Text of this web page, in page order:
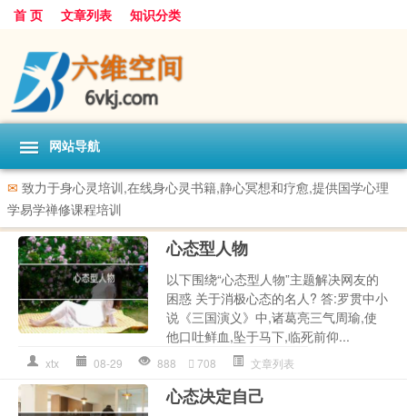
首 页 文章列表 知识分类
网站导航
✉ 致力于身心灵培训,在线身心灵书籍,静心冥想和疗愈,提供国学心理
学易学禅修课程培训
心态型人物
以下围绕“心态型人物”主题解决网友的
困惑 关于消极心态的名人? 答:罗贯中小
说《三国演义》中,诸葛亮三气周瑜,使
他口吐鲜血,坠于马下,临死前仰...
xtx 08-29 888 708 文章列表
心态决定自己